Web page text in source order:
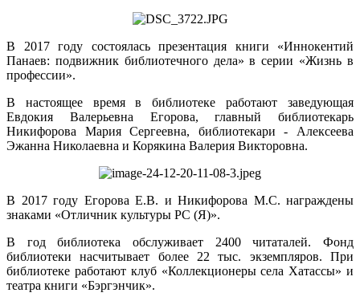
В 2017 году состоялась презентация книги «Иннокентий
Панаев: подвижник библиотечного дела» в серии «Жизнь в
профессии».
В настоящее время в библиотеке работают заведующая
Евдокия Валерьевна Егорова, главный библиотекарь
Никифорова Мария Сергеевна, библиотекари - Алексеева
Эжанна Николаевна и Корякина Валерия Викторовна.
В 2017 году Егорова Е.В. и Никифорова М.С. награждены
знаками «Отличник культуры РС (Я)».
В год библиотека обслуживает 2400 читаталей. Фонд
библиотеки насчитывает более 22 тыс. экземпляров. При
библиотеке работают клуб «Коллекционеры села Хатассы» и
театра книги «Бэргэнчик».